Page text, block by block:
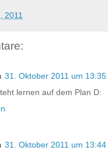
2011
31. Oktober 2011 um 13:35
lernen auf dem Plan D:
31. Oktober 2011 um 13:44